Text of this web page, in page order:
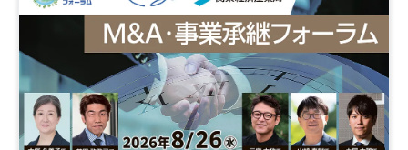
地域活性化 自治体